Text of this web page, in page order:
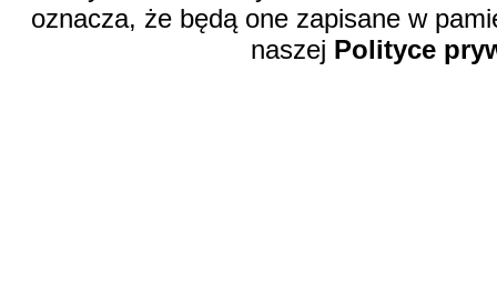
oznacza, że będą one zapisane w
naszej Polityce